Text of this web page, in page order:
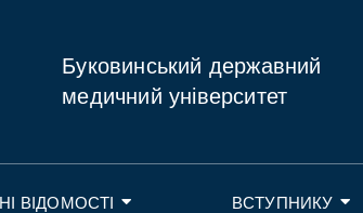
Буковинський державний
медичний університет
ВІДОМОСТІ ВСТУПНИКУ